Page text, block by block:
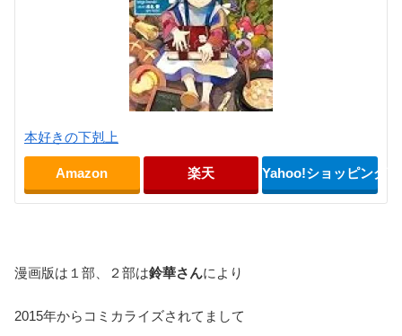
本好きの下剋上
Amazon 楽天 Yahoo!ショッピング
漫画版は１部、２部は鈴華さんにより
2015年からコミカライズされてまして